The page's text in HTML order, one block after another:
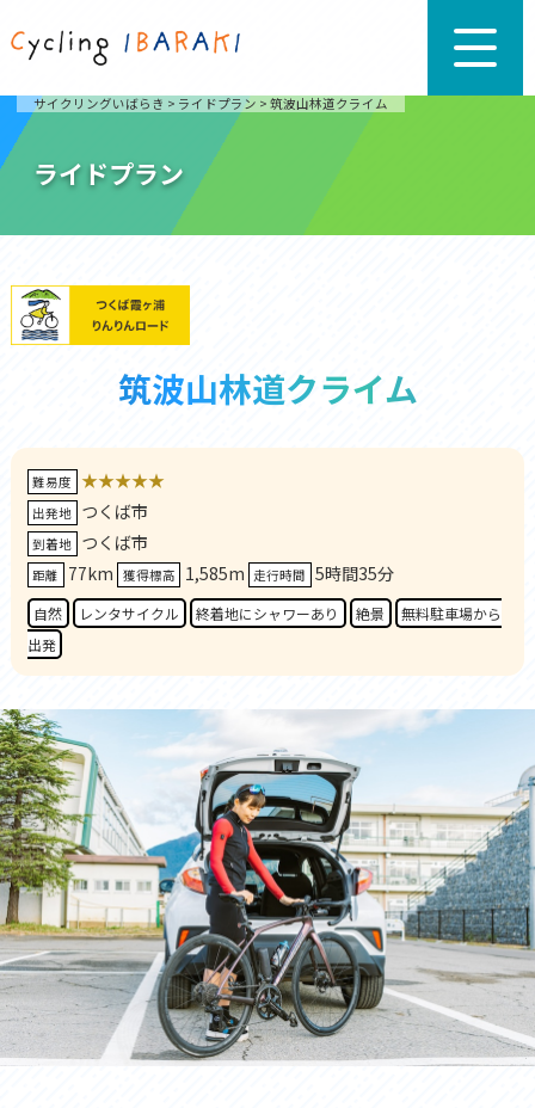
サイクリングいばらき > ライドプラン > 筑波山林道クライム
ライドプラン
筑波山林道クライム
難易度 ★★★★★
出発地 つくば市
到着地 つくば市
距離 77km 獲得標高 1,585m 走行時間 5時間35分
自然 レンタサイクル 終着地にシャワーあり 絶景
無料駐車場から
出発